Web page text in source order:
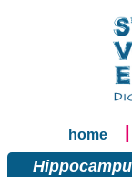
home